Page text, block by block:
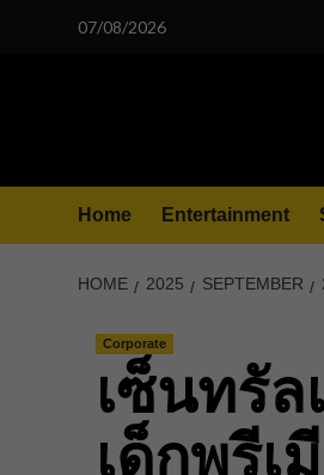
07/08/2026
Home Entertainment
HOME 2025 SEPTEMBER
Corporate
เซ็นทรัล
เด็กพรีเ